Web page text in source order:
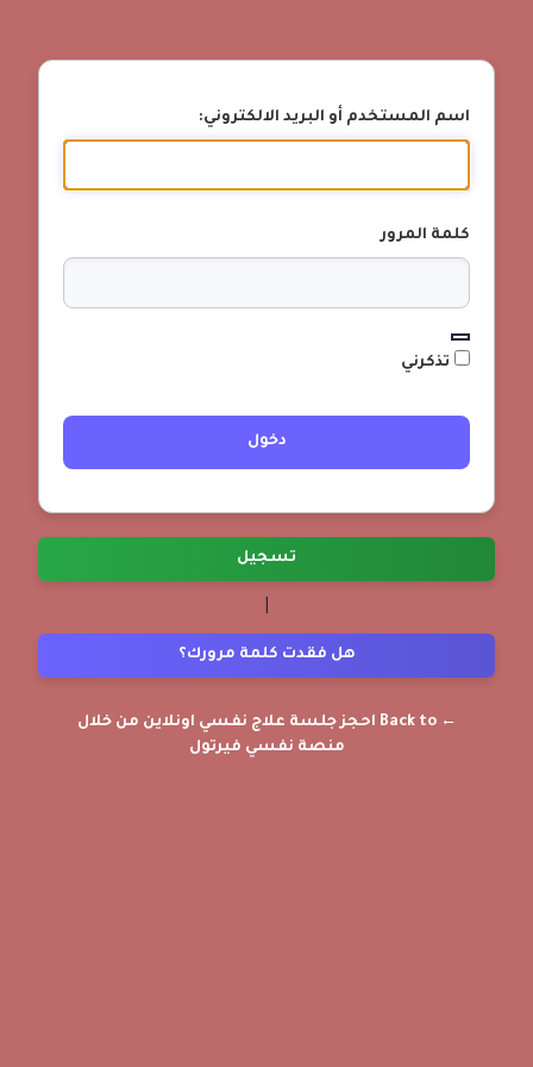
اسم المستخدم أو البريد الالكتروني:
كلمة المرور
تذكرني
تسجيل
هل فقدت كلمة مرورك؟
← Back to احجز جلسة علاج نفسي اونلاين من خلال
منصة نفسي فيرتول